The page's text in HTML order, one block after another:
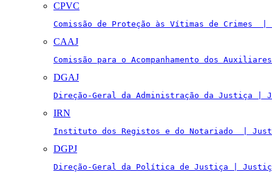
CPVC
Comissão de Proteção às Vítimas de Crimes
CAAJ
Comissão para o Acompanhamento dos
DGAJ
Direção-Geral da Administração da Justiça |
IRN
Instituto dos Registos e do Notariado  |
DGPJ
Direção-Geral da Política de Justiça |